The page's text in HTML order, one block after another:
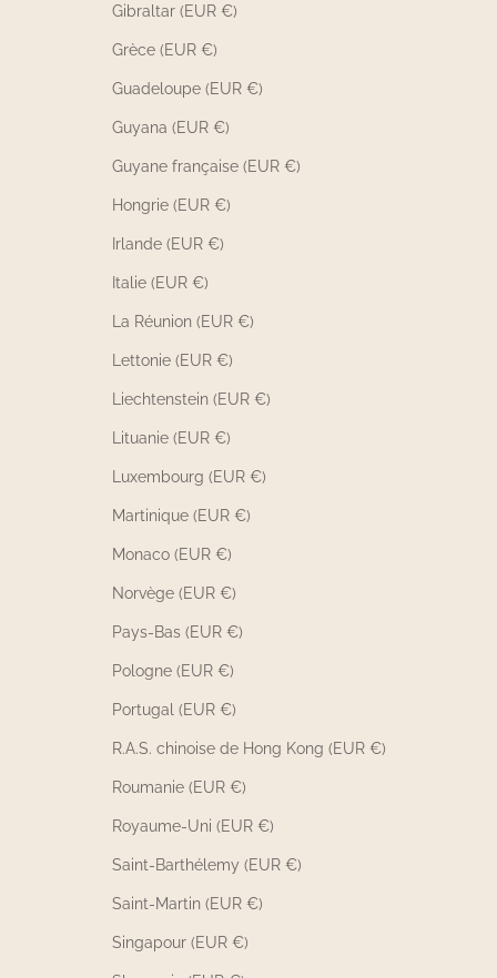
Gibraltar (EUR €)
Grèce (EUR €)
Guadeloupe (EUR €)
Guyana (EUR €)
Guyane française (EUR €)
Hongrie (EUR €)
Irlande (EUR €)
Italie (EUR €)
La Réunion (EUR €)
Lettonie (EUR €)
Liechtenstein (EUR €)
Lituanie (EUR €)
Luxembourg (EUR €)
Martinique (EUR €)
Monaco (EUR €)
Norvège (EUR €)
Pays-Bas (EUR €)
Pologne (EUR €)
Portugal (EUR €)
R.A.S. chinoise de Hong Kong (EUR €)
Roumanie (EUR €)
Royaume-Uni (EUR €)
Saint-Barthélemy (EUR €)
Saint-Martin (EUR €)
Singapour (EUR €)